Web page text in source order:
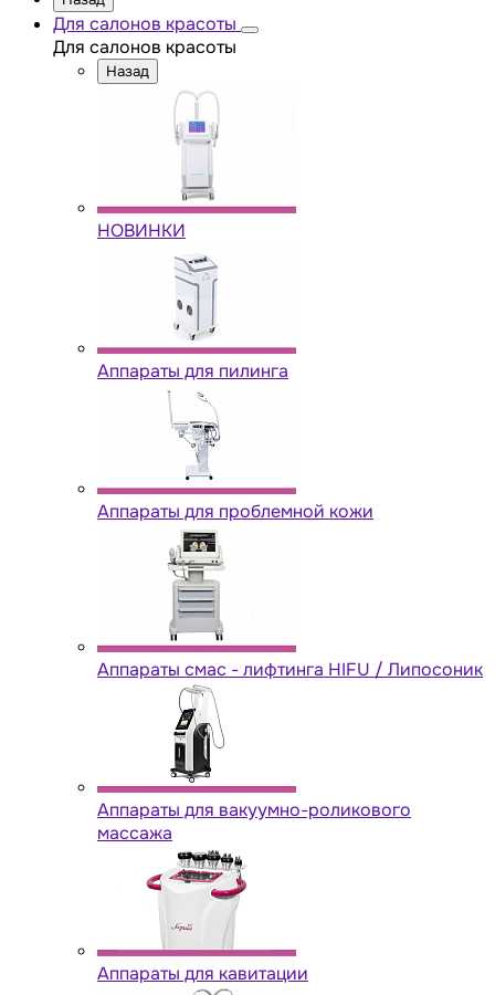
Для салонов красоты
Для салонов красоты
Назад
НОВИНКИ
Аппараты для пилинга
Аппараты для проблемной кожи
Аппараты cмас - лифтинга HIFU / Липосоник
Аппараты для вакуумно-роликового
массажа
Аппараты для кавитации